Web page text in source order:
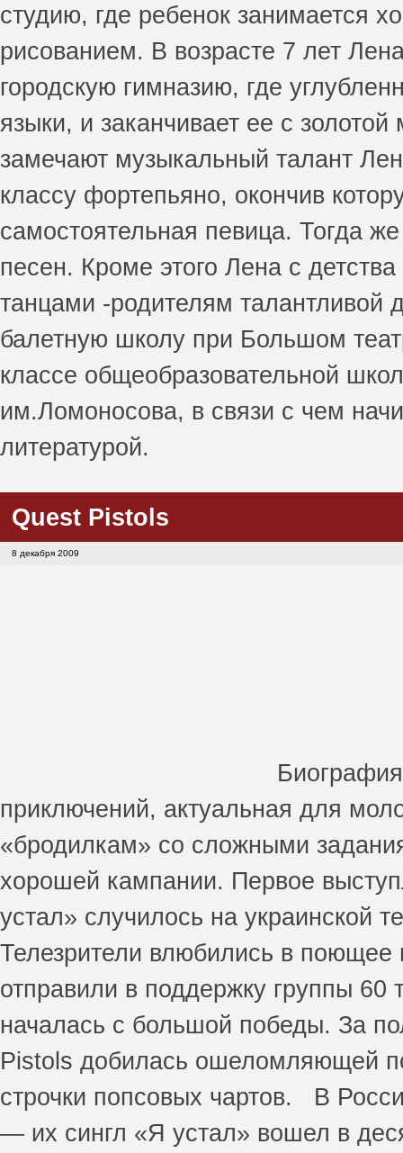
студию, где ребенок занимается
рисованием. В возрасте 7 лет
городскую гимназию, где
языки, и заканчивает ее с
замечают музыкальный талант
классу фортепьяно, окончив
самостоятельная певица. Тогда
песен. Кроме этого Лена с
танцами -родителям талантливой
балетную школу при Большом
классе общеобразовательной
им.Ломоносова, в связи с чем
литературой.
Quest Pistols
8 декабря 2009
приключений, актуальная для
«бродилкам» со сложными
хорошей кампании. Первое
устал» случилось на украинской
Телезрители влюбились в поющее
отправили в поддержку группы
началась с большой победы. За
Pistols добилась ошеломляющей
строчки попсовых чартов. В
— их сингл «Я устал» вошел в